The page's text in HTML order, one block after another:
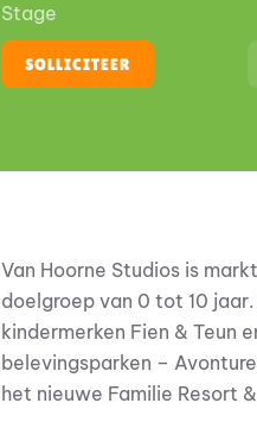
Stage
SOLLICITEER
Van Hoorne Studios is
doelgroep van 0 tot 10
kindermerken Fien & Teun
belevingsparken –
het nieuwe Familie Resort